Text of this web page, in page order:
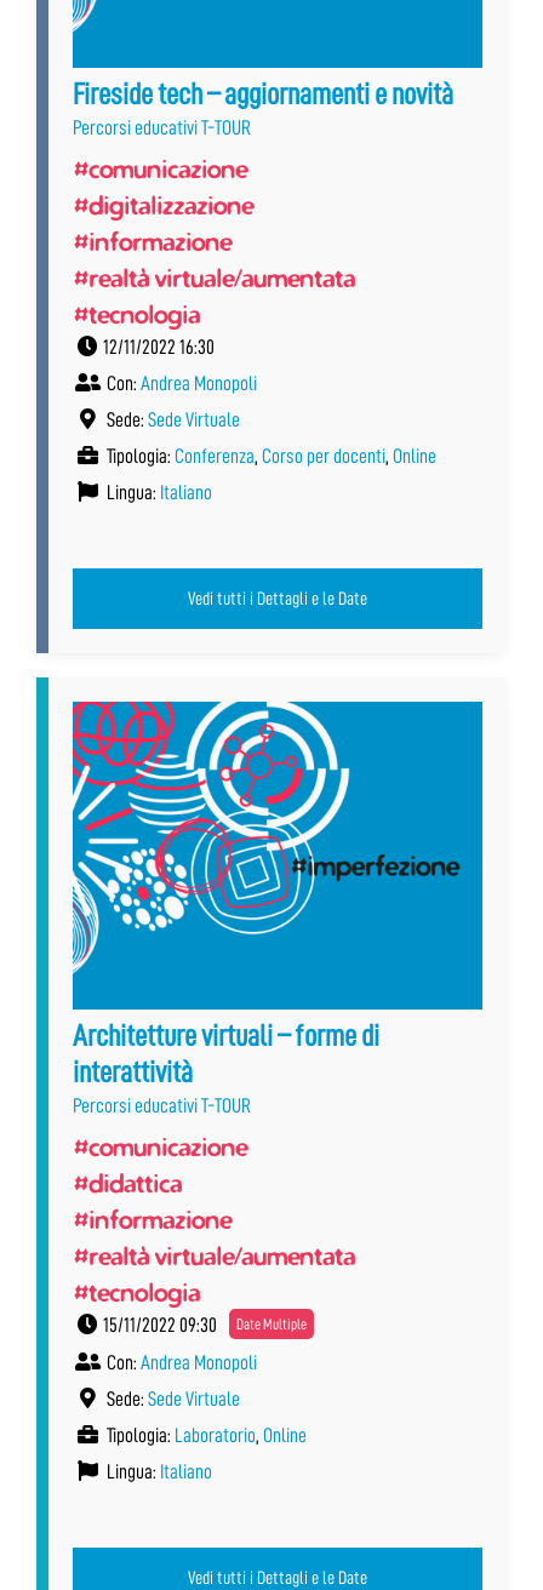
Fireside tech – aggiornamenti e novità
Percorsi educativi T-TOUR
#comunicazione
#digitalizzazione
#informazione
#realtà virtuale/aumentata
#tecnologia
12/11/2022 16:30
Con: Andrea Monopoli
Sede: Sede Virtuale
Tipologia: Conferenza, Corso per docenti, Online
Lingua: Italiano
Vedi tutti i Dettagli e le Date
Architetture virtuali – forme di
interattività
Percorsi educativi T-TOUR
#comunicazione
#didattica
#informazione
#realtà virtuale/aumentata
#tecnologia
15/11/2022 09:30 Date Multiple
Con: Andrea Monopoli
Sede: Sede Virtuale
Tipologia: Laboratorio, Online
Lingua: Italiano
Vedi tutti i Dettagli e le Date